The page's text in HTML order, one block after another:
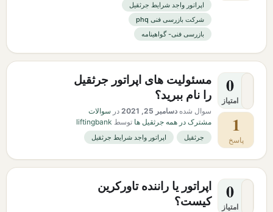
اپراتور واجد شرایط جرثقیل
شرکت بازرسی فنی phq
بازرسی فنی- گواهینامه
0
امتیاز
1
پاسخ
مسئولیت های اپراتور جرثقیل
را نام ببرید؟
سوال شده دسامبر 25, 2021 در سوالات
مشترک در همه جرثقیل ها توسط liftingbank
جرثقیل اپراتور واجد شرایط جرثقیل
0
امتیاز
اپراتور یا راننده تاورکرین
کیست؟